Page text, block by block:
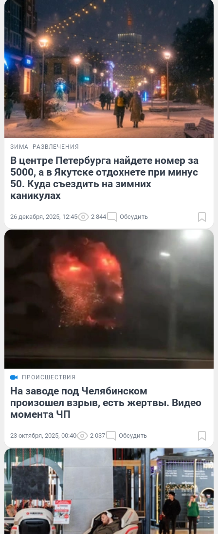
ЗИМА РАЗВЛЕЧЕНИЯ
В центре Петербурга найдете номер за
5000, а в Якутске отдохнете при минус
50. Куда съездить на зимних
каникулах
26 декабря, 2025, 12:45 2 844 Обсудить
ПРОИСШЕСТВИЯ
На заводе под Челябинском
произошел взрыв, есть жертвы. Видео
момента ЧП
23 октября, 2025, 00:40 2 037 Обсудить